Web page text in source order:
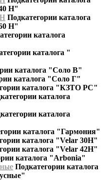
H"
Подкатегории каталога
H"
каталога
каталога "
каталога "Соло В"
каталога "Соло Г"
каталога "КЗТО РС"
каталога
каталога
каталога "Гармония"
каталога "Velar 30H"
каталога "Velar 42H"
каталога "Arbonia"
Подкатегории каталога